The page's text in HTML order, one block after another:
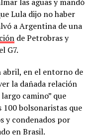
Lula dijo no haber
a Argentina de una
de Petrobras y
G7.
abril, en el entorno de
la dañada relación
camino” que
100 bolsonaristas que
y condenados por
en Brasil.